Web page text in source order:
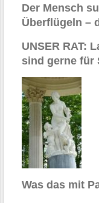
Der Mensch
Überflügeln –
UNSER RAT:
sind gerne für
Was das mit